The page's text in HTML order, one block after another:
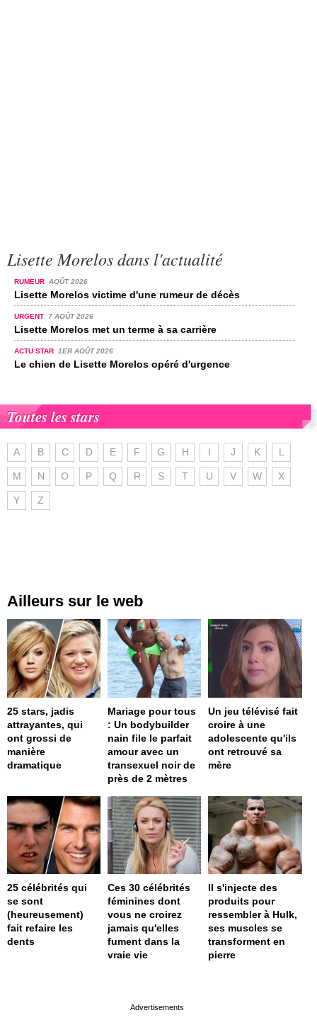
Lisette Morelos dans l'actualité
RUMEUR AOÛT 2026
Lisette Morelos victime d'une rumeur de décès
URGENT 7 AOÛT 2026
Lisette Morelos met un terme à sa carrière
ACTU STAR 1ER AOÛT 2026
Le chien de Lisette Morelos opéré d'urgence
Toutes les stars
A B C D E F G H I J K L
M N O P Q R S T U V W X
Y Z
Ailleurs sur le web
25 stars, jadis
attrayantes, qui
ont grossi de
manière
dramatique
Mariage pour tous
: Un bodybuilder
nain file le parfait
amour avec un
transexuel noir de
près de 2 mètres
Un jeu télévisé fait
croire à une
adolescente qu'ils
ont retrouvé sa
mère
25 célébrités qui
se sont
(heureusement)
fait refaire les
dents
Ces 30 célébrités
féminines dont
vous ne croirez
jamais qu'elles
fument dans la
vraie vie
Il s'injecte des
produits pour
ressembler à Hulk,
ses muscles se
transforment en
pierre